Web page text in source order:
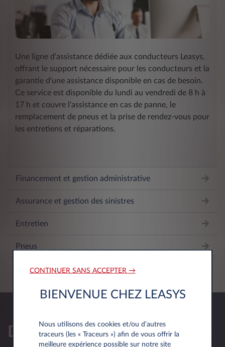
Une ligne d'assistance dédiée aux conducteurs Leasys,
offrant le support nécessaire pour les conducteurs et la
garantie d'une assistance disponible en cas de besoin.
Ce service est disponible du lundi au vendredi de 8 h à
17 h et couvre l'assistance en cas de panne, le
remplacement de pneus et la prise de rendez-vous pour
les entretiens et réparations.
Financement et gestion administrative
Assurance et gestion des sinistres
Entretien
Pneus
Assistance routière
Demander une offre
CONTINUER SANS ACCEPTER →
BIENVENUE CHEZ LEASYS
Nous utilisons des cookies et/ou d’autres
traceurs (les « Traceurs ») afin de vous offrir la
meilleure expérience possible sur notre site